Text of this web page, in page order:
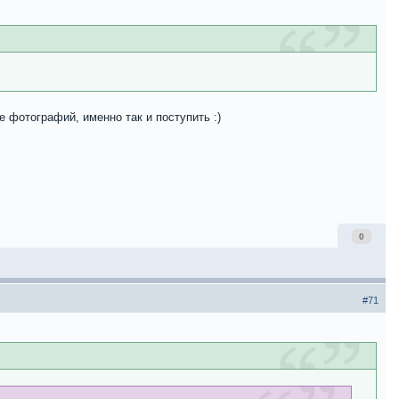
фотографий, именно так и поступить :)
0
#71